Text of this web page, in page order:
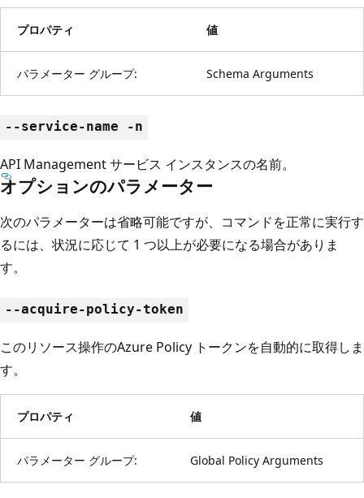
プロパティ 値
パラメーター グループ: Schema Arguments
--service-name -n
API Management サービス インスタンスの名前。
オプションのパラメーター
次のパラメーターは省略可能ですが、コマンドを正常に実行す
るには、状況に応じて 1 つ以上が必要になる場合がありま
す。
--acquire-policy-token
このリソース操作のAzure Policy トークンを自動的に取得しま
す。
プロパティ 値
パラメーター グループ: Global Policy Arguments